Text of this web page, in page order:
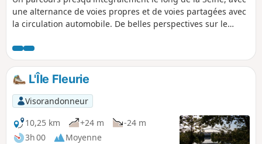
une alternance de voies propres et de voies partagées avec
la circulation automobile. De belles perspectives sur le
L'Île Fleurie
Visorandonneur
10,25 km
+24 m
-24 m
3h 00
Moyenne